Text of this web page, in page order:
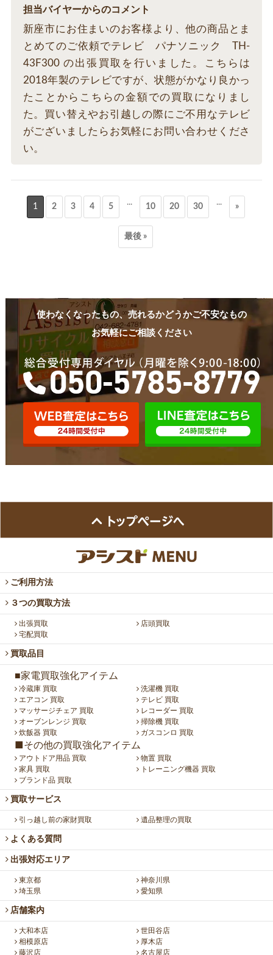
担当バイヤーからのコメント
新座市にお住まいのお客様より、他の商品とま
とめてのご依頼でテレビ パナソニック TH-
43F300 の出張買取を行いました。こちらは
2018年製のテレビですが、状態がかなり良かっ
たことからこちらの金額での買取になりまし
た。買い替えやお引越しの際にご不用なテレビ
がございましたらお気軽にお問い合わせくださ
い。
1 2 3 4 5 ... 10 20 30 ... »
最後 »
使わなくなったもの、売れるかどうかご不安なもの
お気軽にご相談ください
ご利用方法
３つの買取方法
出張買取
店頭買取
宅配買取
買取品目
■家電買取強化アイテム
冷蔵庫 買取
洗濯機 買取
エアコン 買取
テレビ 買取
マッサージチェア 買取
レコーダー 買取
オーブンレンジ 買取
掃除機 買取
炊飯器 買取
ガスコンロ 買取
■その他の買取強化アイテム
アウトドア用品 買取
物置 買取
家具 買取
トレーニング機器 買取
ブランド品 買取
買取サービス
引っ越し前の家財買取 遺品整理の買取
よくある質問
出張対応エリア
東京都
神奈川県
埼玉県
愛知県
店舗案内
大和本店
世田谷店
相模原店
厚木店
藤沢店
名古屋店